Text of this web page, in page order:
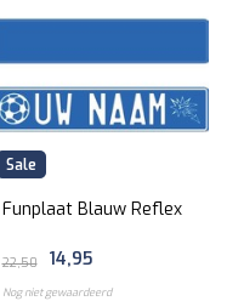
Sale
Funplaat Blauw Reflex
22,50 14,95
Nog niet gewaardeerd